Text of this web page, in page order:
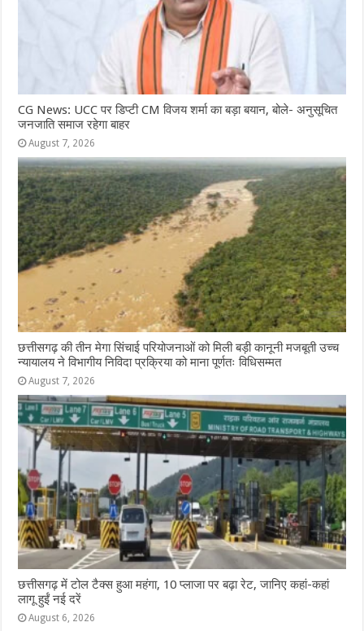
CG News: UCC पर डिप्टी CM विजय शर्मा का बड़ा बयान, बोले- अनुसूचित
जनजाति समाज रहेगा बाहर
August 7, 2026
छत्तीसगढ़ की तीन मेगा सिंचाई परियोजनाओं को मिली बड़ी कानूनी मजबूती उच्च
न्यायालय ने विभागीय निविदा प्रक्रिया को माना पूर्णतः विधिसम्मत
August 7, 2026
छत्तीसगढ़ में टोल टैक्स हुआ महंगा, 10 प्लाजा पर बढ़ा रेट, जानिए कहां-कहां
लागू हुईं नई दरें
August 6, 2026